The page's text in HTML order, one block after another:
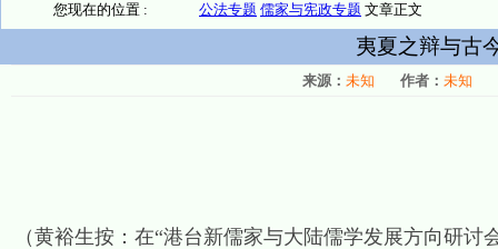
您现在的位置 : 公法专题 儒家与宪政专题 文章正文
夷夏之辩与古
来源： 未知 作者： 未知
（黄裕生按：在“港台新儒家与大陆儒学发展方向研